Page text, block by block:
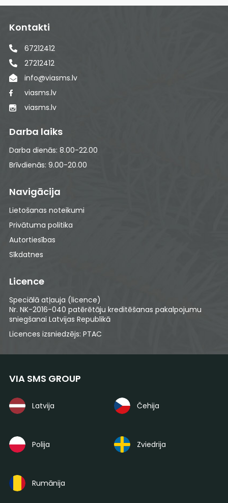
Kontakti
67212412
27212412
info@viasms.lv
viasms.lv
viasms.lv
Darba laiks
Darba dienās: 8.00-22.00
Brīvdienās: 9.00-20.00
Navigācija
Lietošanas noteikumi
Privātuma politika
Autortiesības
Sīkdatnes
Licence
Speciālā atļauja (licence)
Nr. NK-2016-040 patērētāju kreditēšanas pakalpojumu
sniegšanai Latvijas Republikā
Licences izsniedzējs: PTAC
VIA SMS GROUP
Latvija Čehija
Polija Zviedrija
Rumānija